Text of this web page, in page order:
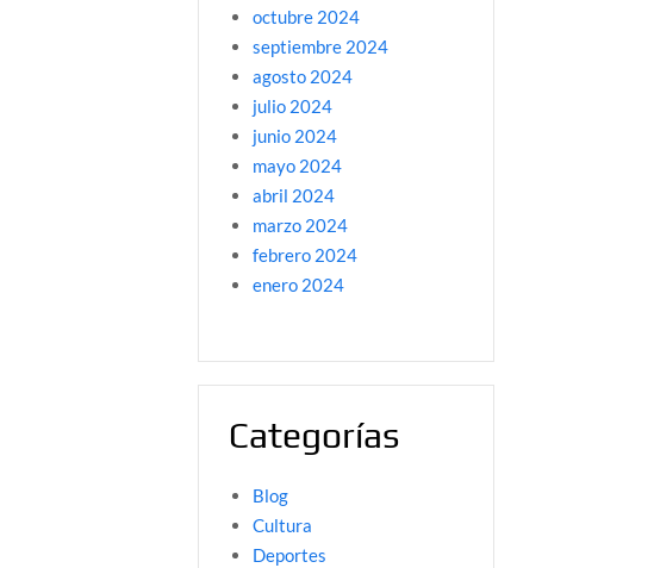
octubre 2024
septiembre 2024
agosto 2024
julio 2024
junio 2024
mayo 2024
abril 2024
marzo 2024
febrero 2024
enero 2024
Categorías
Blog
Cultura
Deportes